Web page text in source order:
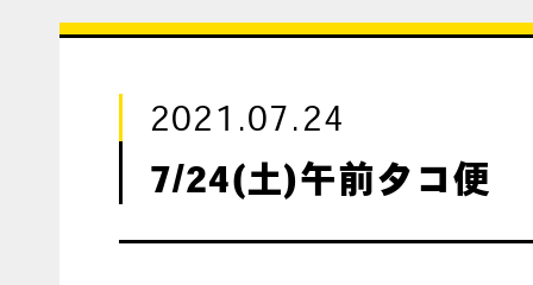
2021.07.24
7/24(土)午前タコ便